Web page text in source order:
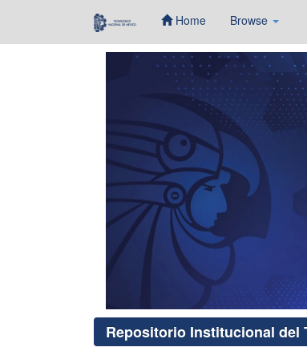
Home Browse
Repositorio Institucional del